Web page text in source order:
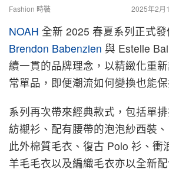
Fashion 時裝 2025年2月
NOAH 全新 2025 春夏系列正式
Brendon Babenzien 與 Estelle
續一貫的品牌理念，以精緻化重
常單品，即便潮流如何變換也能
系列再次帶來經典款式，包括單
紡襯衫、配有腰帶的泡泡紗西裝
此外棉質毛衣、復古 Polo 衫、衝
羊毛毛衣以及編織毛衣亦以全新